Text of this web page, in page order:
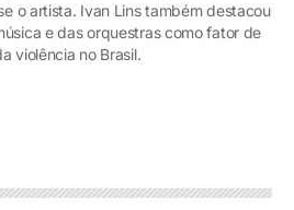
o artista. Ivan Lins também destacou
e das orquestras como fator de
violência no Brasil.